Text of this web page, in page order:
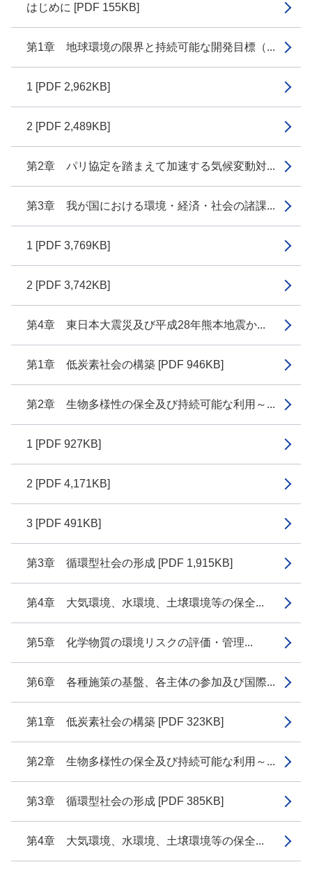
はじめに [PDF 155KB]
第1章 地球環境の限界と持続可能な開発目標（...
1 [PDF 2,962KB]
2 [PDF 2,489KB]
第2章 パリ協定を踏まえて加速する気候変動対...
第3章 我が国における環境・経済・社会の諸課...
1 [PDF 3,769KB]
2 [PDF 3,742KB]
第4章 東日本大震災及び平成28年熊本地震か...
第1章 低炭素社会の構築 [PDF 946KB]
第2章 生物多様性の保全及び持続可能な利用～...
1 [PDF 927KB]
2 [PDF 4,171KB]
3 [PDF 491KB]
第3章 循環型社会の形成 [PDF 1,915KB]
第4章 大気環境、水環境、土壌環境等の保全...
第5章 化学物質の環境リスクの評価・管理...
第6章 各種施策の基盤、各主体の参加及び国際...
第1章 低炭素社会の構築 [PDF 323KB]
第2章 生物多様性の保全及び持続可能な利用～...
第3章 循環型社会の形成 [PDF 385KB]
第4章 大気環境、水環境、土壌環境等の保全...